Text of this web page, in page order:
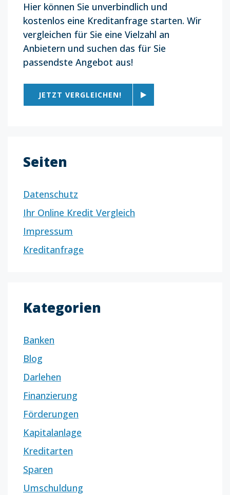
Hier können Sie unverbindlich und
kostenlos eine Kreditanfrage starten. Wir
vergleichen für Sie eine Vielzahl an
Anbietern und suchen das für Sie
passendste Angebot aus!
JETZT VERGLEICHEN!
Seiten
Datenschutz
Ihr Online Kredit Vergleich
Impressum
Kreditanfrage
Kategorien
Banken
Blog
Darlehen
Finanzierung
Förderungen
Kapitalanlage
Kreditarten
Sparen
Umschuldung